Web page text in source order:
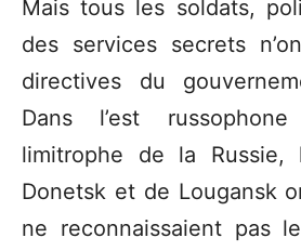
Mais tous les soldats,
des services secrets
directives du
Dans l’est
limitrophe de la Russie,
Donetsk et de Lougansk
ne reconnaissaient pas